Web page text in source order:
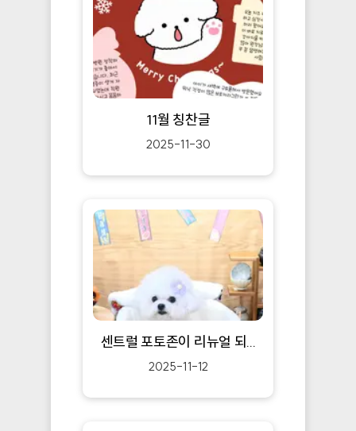
11월 칭찬글
2025-11-30
센트럴 포토존이 리뉴얼 되...
2025-11-12